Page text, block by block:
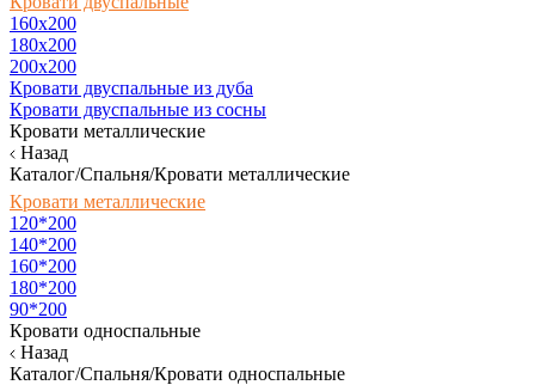
160х200
180x200
200x200
Кровати двуспальные из дуба
Кровати двуспальные из сосны
Кровати металлические
Назад
Каталог/Спальня/Кровати металлические
Кровати металлические
120*200
140*200
160*200
180*200
90*200
Кровати односпальные
Назад
Каталог/Спальня/Кровати односпальные